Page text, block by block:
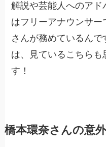
解説や芸能人へのア
はフリーアナウンサ
さんが務めているん
は、見ているこちらも
す！
橋本環奈さんの意